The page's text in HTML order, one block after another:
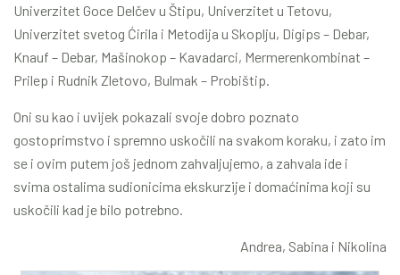
Univerzitet Goce Delčev u Štipu, Univerzitet u Tetovu,
Univerzitet svetog Ćirila i Metodija u Skoplju, Digips – Debar,
Knauf – Debar, Mašinokop – Kavadarci, Mermerenkombinat –
Prilep i Rudnik Zletovo, Bulmak – Probištip.
Oni su kao i uvijek pokazali svoje dobro poznato
gostoprimstvo i spremno uskočili na svakom koraku, i zato im
se i ovim putem još jednom zahvaljujemo, a zahvala ide i
svima ostalima sudionicima ekskurzije i domaćinima koji su
uskočili kad je bilo potrebno.
Andrea, Sabina i Nikolina